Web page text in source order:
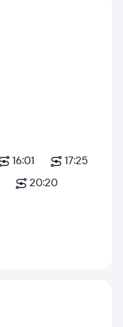
16:01
17:25
20:20